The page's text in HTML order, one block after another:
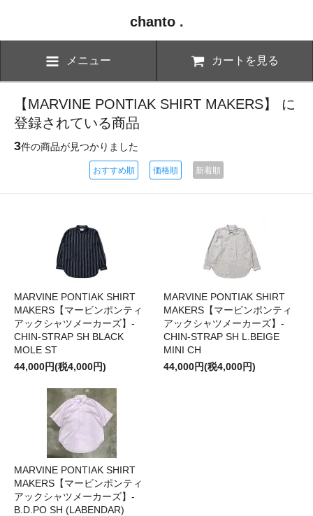
chanto .
メニュー カートを見る
【MARVINE PONTIAK SHIRT MAKERS】 に
登録されている商品
3件の商品が見つかりました
おすすめ順 価格順 新着順
MARVINE PONTIAK SHIRT
MAKERS【マービンポンティ
アックシャツメーカーズ】-
CHIN-STRAP SH BLACK
MOLE ST
44,000円(税4,000円)
MARVINE PONTIAK SHIRT
MAKERS【マービンポンティ
アックシャツメーカーズ】-
CHIN-STRAP SH L.BEIGE
MINI CH
44,000円(税4,000円)
MARVINE PONTIAK SHIRT
MAKERS【マービンポンティ
アックシャツメーカーズ】-
B.D.PO SH (LABENDAR)